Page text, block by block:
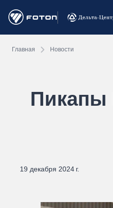
Главная Новости
Пикапы
19 декабря 2024 г.